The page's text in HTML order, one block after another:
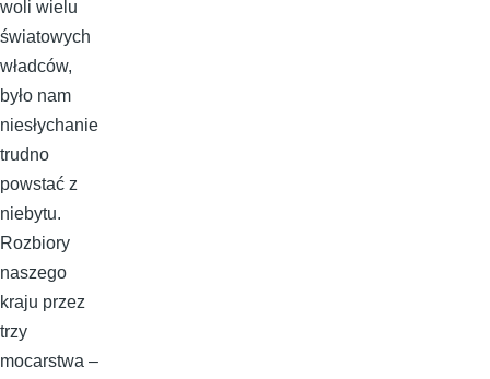
woli wielu
światowych
władców,
było nam
niesłychanie
trudno
powstać z
niebytu.
Rozbiory
naszego
kraju przez
trzy
mocarstwa –